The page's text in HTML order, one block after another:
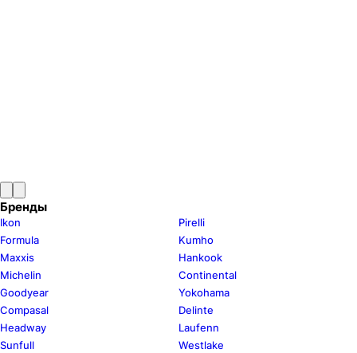
Бренды
Ikon
Pirelli
Formula
Kumho
Maxxis
Hankook
Michelin
Continental
Goodyear
Yokohama
Compasal
Delinte
Headway
Laufenn
Sunfull
Westlake